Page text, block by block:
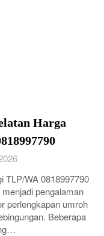
Harga
TLP/WA 0818997790
pengalaman
perlengkapan umroh
Beberapa